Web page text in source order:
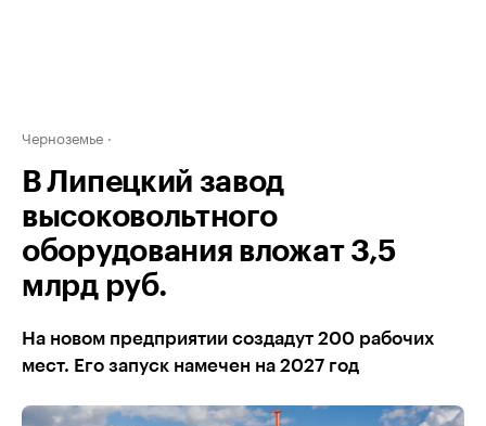
Черноземье
В Липецкий завод
высоковольтного
оборудования вложат 3,5
млрд руб.
На новом предприятии создадут 200 рабочих
мест. Его запуск намечен на 2027 год